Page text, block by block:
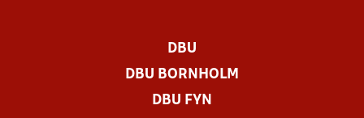
DBU
DBU BORNHOLM
DBU FYN